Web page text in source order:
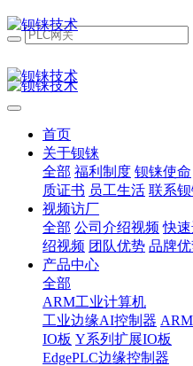
首页
关于钡铼
全部 福利制度 钡铼使命
质证书 员工生活 联系
视频访厂
全部 公司介绍视频 快
绍视频 团队优势 品牌
产品中心
全部
ARM工业计算机
工业边缘AI控制器
IO板 Y系列扩展IO板
EdgePLC边缘控制器